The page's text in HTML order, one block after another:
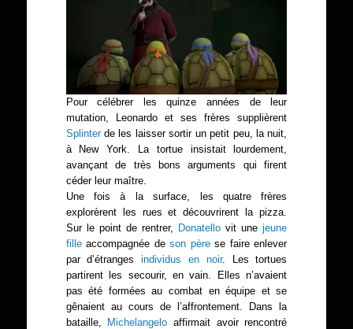
Pour célébrer les quinze années de leur
mutation, Leonardo et ses frères supplièrent
Splinterde les laisser sortir un petit peu, la nuit,
à New York. La tortue insistait lourdement,
avançant de très bons arguments qui firent
céder leur maître.
Une fois à la surface, les quatre frères
explorèrent les rues et découvrirent la pizza.
Sur le point de rentrer,
Donatello vit unejeune
filleaccompagnée deson pèrese faire enlever
par d’étrangesindividus en noir. Les tortues
partirent les secourir, en vain. Elles n’avaient
pas été formées au combat en équipe et se
gênaient au cours de l’affrontement. Dans la
bataille,
Michelangelo affirmait avoir rencontré